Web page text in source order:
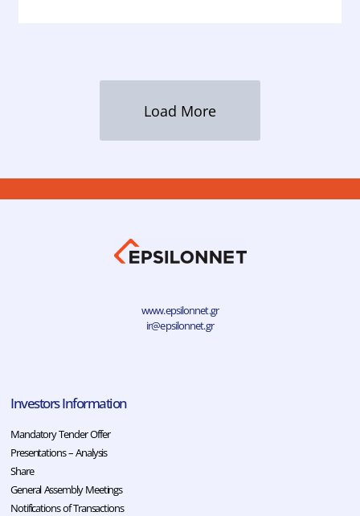
Load More
www.epsilonnet.gr
ir@epsilonnet.gr
Investors Information
Mandatory Tender Offer
Presentations – Analysis
Share
General Assembly Meetings
Notifications of Transactions